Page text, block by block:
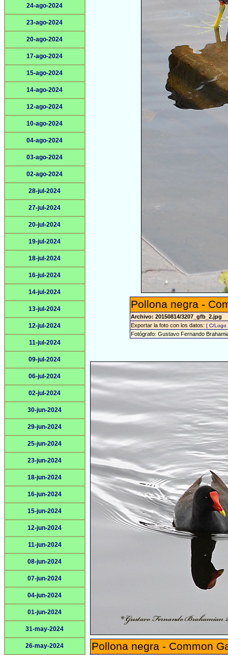
24-ago-2024
23-ago-2024
20-ago-2024
17-ago-2024
15-ago-2024
14-ago-2024
12-ago-2024
10-ago-2024
04-ago-2024
03-ago-2024
02-ago-2024
28-jul-2024
27-jul-2024
20-jul-2024
19-jul-2024
18-jul-2024
16-jul-2024
14-jul-2024
13-jul-2024
12-jul-2024
11-jul-2024
09-jul-2024
06-jul-2024
02-jul-2024
30-jun-2024
29-jun-2024
25-jun-2024
23-jun-2024
18-jun-2024
16-jun-2024
15-jun-2024
12-jun-2024
11-jun-2024
08-jun-2024
07-jun-2024
04-jun-2024
01-jun-2024
31-may-2024
26-may-2024
Pollona negra -
Archivo: 20150814/3207_gfb_2.jpg
Exportar la foto con los datos:[ C/Logo
Fotógrafo: Gustavo Fernando
Pollona negra - Common